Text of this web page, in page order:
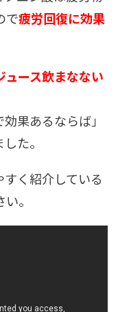
で疲労回復に効果
ュース飲まなない
果あるならば」
た。
く紹介している
。